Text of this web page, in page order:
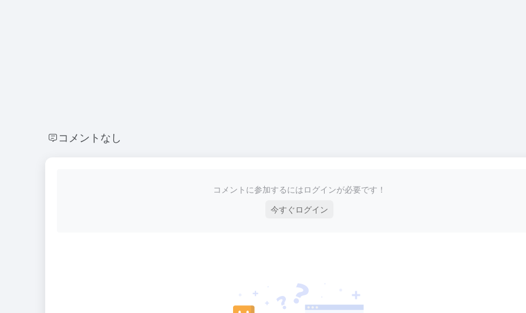
コメントなし
コメントに参加するにはログインが必要です！
今すぐログイン